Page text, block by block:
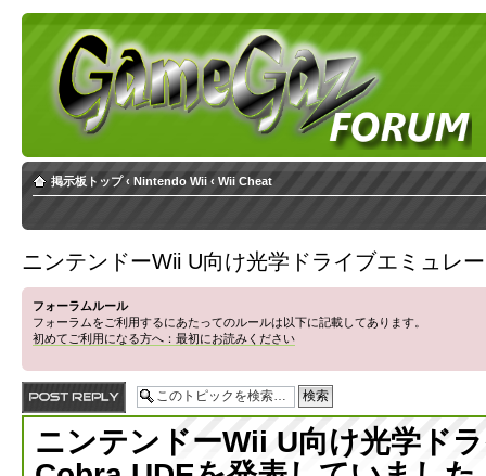
掲示板トップ ‹ Nintendo Wii ‹ Wii Cheat
ニンテンドーWii U向け光学ドライブエミュレ
フォーラムルール
フォーラムをご利用するにあたってのルールは以下に記載してあります。
初めてご利用になる方へ：最初にお読みください
ニンテンドーWii U向け光学ド